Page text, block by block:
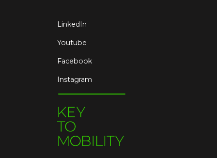
LinkedIn
Youtube
Facebook
Instagram